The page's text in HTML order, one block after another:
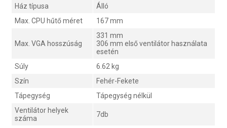
Ház típusa
Álló
Max. CPU hűtő méret
167 mm
Max. VGA hosszúság
331 mm
306 mm első ventilátor használata
esetén
Súly
6.62 kg
Szín
Fehér-Fekete
Tápegység
Tápegység nélkül
Ventilátor helyek
száma
7db